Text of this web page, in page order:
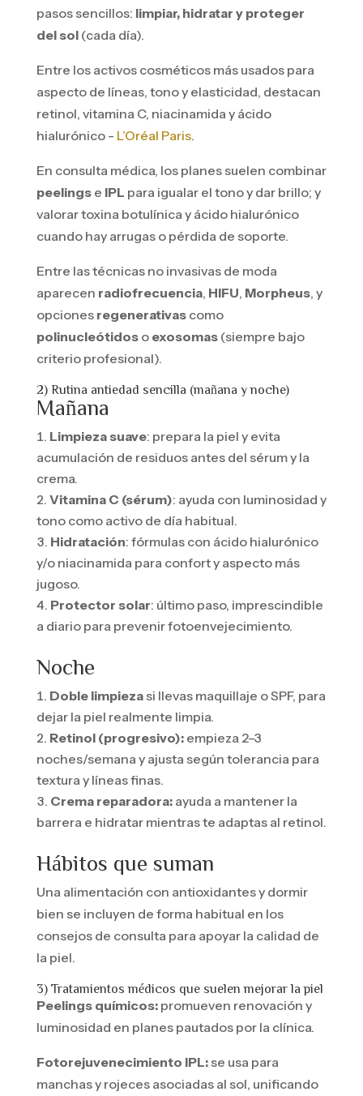
pasos sencillos: limpiar, hidratar y proteger
del sol(cada día).
Entre los activos cosméticos más usados para
aspecto de líneas, tono y elasticidad, destacan
retinol, vitamina C, niacinamida y ácido
hialurónico - L’Oréal Paris.
En consulta médica, los planes suelen combinar
peelingse IPL para igualar el tono y dar brillo; y
valorar toxina botulínica y ácido hialurónico
cuando hay arrugas o pérdida de soporte.
Entre las técnicas no invasivas de moda
aparecen radiofrecuencia, HIFU, Morpheus, y
opciones regenerativascomo
polinucleótidoso exosomas(siempre bajo
criterio profesional).
2) Rutina antiedad sencilla (mañana y noche)
Mañana
Limpieza suave: prepara la piel y evita
acumulación de residuos antes del sérum y la
crema.
Vitamina C (sérum): ayuda con luminosidad y
tono como activo de día habitual.
Hidratación: fórmulas con ácido hialurónico
y/o niacinamida para confort y aspecto más
jugoso.
Protector solar: último paso, imprescindible
a diario para prevenir fotoenvejecimiento.
Noche
Doble limpiezasi llevas maquillaje o SPF, para
dejar la piel realmente limpia.
Retinol (progresivo):empieza 2–3
noches/semana y ajusta según tolerancia para
textura y líneas finas.
Crema reparadora:ayuda a mantener la
barrera e hidratar mientras te adaptas al retinol.
Hábitos que suman
Una alimentación con antioxidantes y dormir
bien se incluyen de forma habitual en los
consejos de consulta para apoyar la calidad de
la piel.
3) Tratamientos médicos que suelen mejorar la piel
Peelings químicos:promueven renovación y
luminosidad en planes pautados por la clínica.
Fotorejuvenecimiento IPL:se usa para
manchas y rojeces asociadas al sol, unificando